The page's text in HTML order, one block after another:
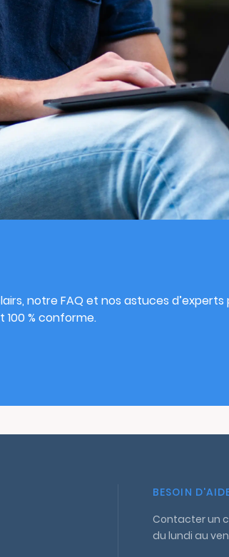
notre FAQ et nos astuces
% conforme.
BESOIN
Contacter un
du lundi au